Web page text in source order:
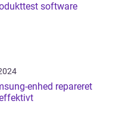
software
enhed repareret